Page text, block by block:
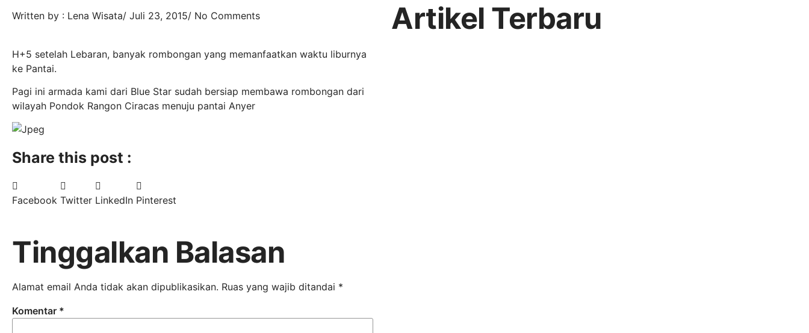
Written by : Lena Wisata/ Juli 23, 2015/ No Comments
H+5 setelah Lebaran, banyak rombongan yang memanfaatkan waktu liburnya
ke Pantai.
Pagi ini armada kami dari Blue Star sudah bersiap membawa rombongan dari
wilayah Pondok Rangon Ciracas menuju pantai Anyer
Share this post :
Facebook Twitter LinkedIn Pinterest
Tinggalkan Balasan
Alamat email Anda tidak akan dipublikasikan. Ruas yang wajib ditandai *
Komentar *
Artikel Terbaru